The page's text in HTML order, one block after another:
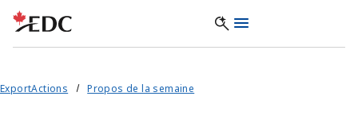
ExportActions Propos de la semaine